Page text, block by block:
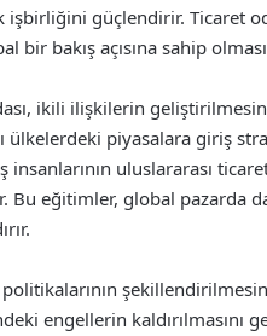
işbirliğini güçlendirir. Ticaret
bir bakış açısına sahip
ikili ilişkilerin
ülkelerdeki piyasalara giriş
insanlarının uluslararası
Bu eğitimler, global
politikalarının
engellerin kaldırılmasını